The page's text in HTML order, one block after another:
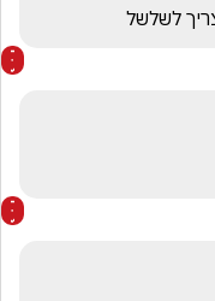
לשלשל